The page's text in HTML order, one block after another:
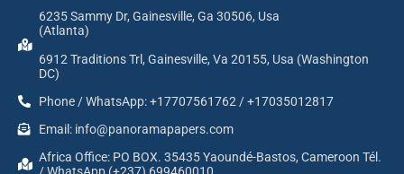
6235 Sammy Dr, Gainesville, Ga 30506, Usa
(Atlanta)
6912 Traditions Trl, Gainesville, Va 20155, Usa (Washington
DC)
Phone / WhatsApp: +17707561762 / +17035012817
Email: info@panoramapapers.com
Africa Office: PO BOX. 35435 Yaoundé-Bastos, Cameroon Tél.